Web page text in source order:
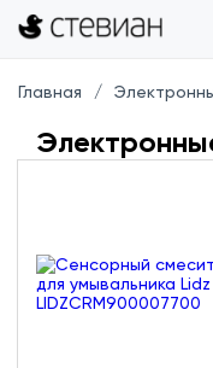
Главная